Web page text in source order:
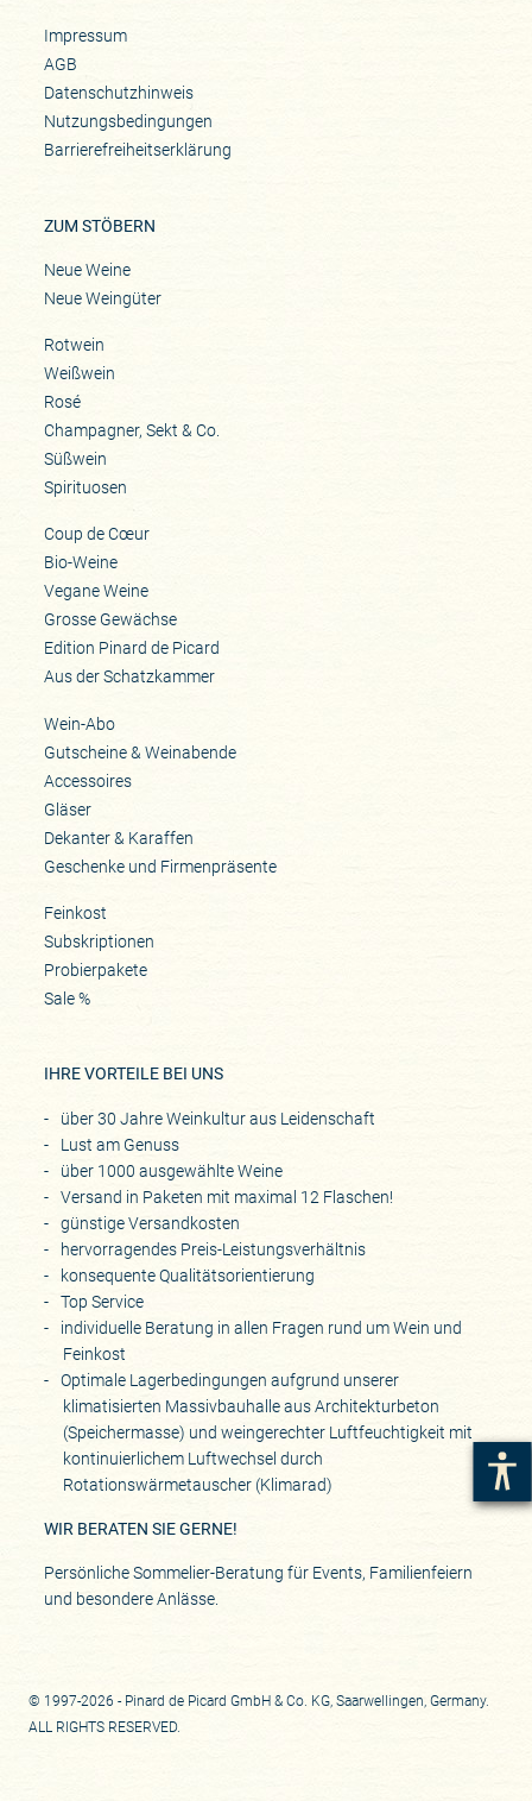
Impressum
AGB
Datenschutzhinweis
Nutzungsbedingungen
Barrierefreiheitserklärung
ZUM STÖBERN
Neue Weine
Neue Weingüter
Rotwein
Weißwein
Rosé
Champagner, Sekt & Co.
Süßwein
Spirituosen
Coup de Cœur
Bio-Weine
Vegane Weine
Grosse Gewächse
Edition Pinard de Picard
Aus der Schatzkammer
Wein-Abo
Gutscheine & Weinabende
Accessoires
Gläser
Dekanter & Karaffen
Geschenke und Firmenpräsente
Feinkost
Subskriptionen
Probierpakete
Sale %
IHRE VORTEILE BEI UNS
über 30 Jahre Weinkultur aus Leidenschaft
Lust am Genuss
über 1000 ausgewählte Weine
Versand in Paketen mit maximal 12 Flaschen!
günstige Versandkosten
hervorragendes Preis-Leistungsverhältnis
konsequente Qualitätsorientierung
Top Service
individuelle Beratung in allen Fragen rund um Wein und
Feinkost
Optimale Lagerbedingungen aufgrund unserer
klimatisierten Massivbauhalle aus Architekturbeton
(Speichermasse) und weingerechter Luftfeuchtigkeit mit
kontinuierlichem Luftwechsel durch
Rotationswärmetauscher (Klimarad)
WIR BERATEN SIE GERNE!
Persönliche Sommelier-Beratung für Events, Familienfeiern
und besondere Anlässe.
© 1997-2026 - Pinard de Picard GmbH & Co. KG, Saarwellingen, Germany.
ALL RIGHTS RESERVED.